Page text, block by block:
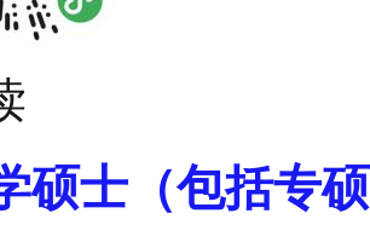
硕士（包括专